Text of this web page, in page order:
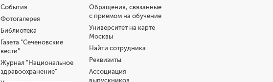
События
Фотогалерея
Библиотека
Газета "Сеченовские
вести"
Журнал "Национальное
здравоохранение"
Обращения, связанные
с приемом на обучение
Университет на карте
Москвы
Найти сотрудника
Реквизиты
Ассоциация
выпускников